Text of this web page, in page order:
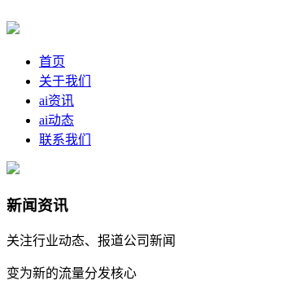
首页
关于我们
ai资讯
ai动态
联系我们
新闻资讯
关注行业动态、报道公司新闻
变为新的流量分发核心